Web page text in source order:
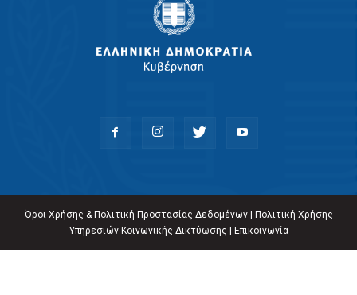
Όροι Χρήσης & Πολιτική Προστασίας Δεδομένων|
Πολιτική Χρήσης
Υπηρεσιών Κοινωνικής Δικτύωσης
Επικοινωνία